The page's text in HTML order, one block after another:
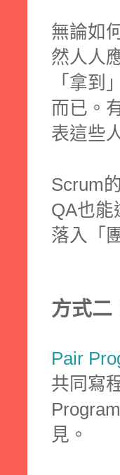
無論如
然人人
「拿到
而已。
表這些
Scrum
QA也能
落入「
方式
Pair
共同寫
見。